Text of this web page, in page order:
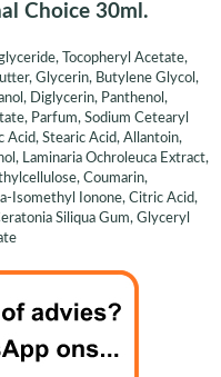
Choice 30ml.
Tocopheryl Acetate,
Glycerin, Butylene Glycol,
Diglycerin, Panthenol,
Parfum, Sodium Cetearyl
Acid, Stearic Acid, Allantoin,
Laminaria Ochroleuca Extract,
Coumarin,
Isomethyl Ionone, Citric Acid,
Siliqua Gum, Glyceryl